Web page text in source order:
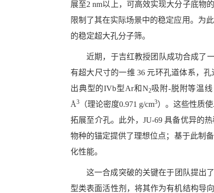
展至2 nm以上，可高效实现大分子底物
限制了其在实际场景中的稳定应用。为
的稳定超大孔分子筛。
近期，于吉红教授团队成功合成了
有超大尺寸的一维 36 元环孔道体系，
出典型的IVb型Ar和N2吸附-脱附等温
Å3 （理论密度0.971 g/cm3）。这些性质
拓展至介孔。此外，JU-69 具备优异的
物种的锚定提供了理想位点；基于此制
化性能。
这一合成突破的关键在于团队提出
型类表面活性剂，将其作为有机结构导